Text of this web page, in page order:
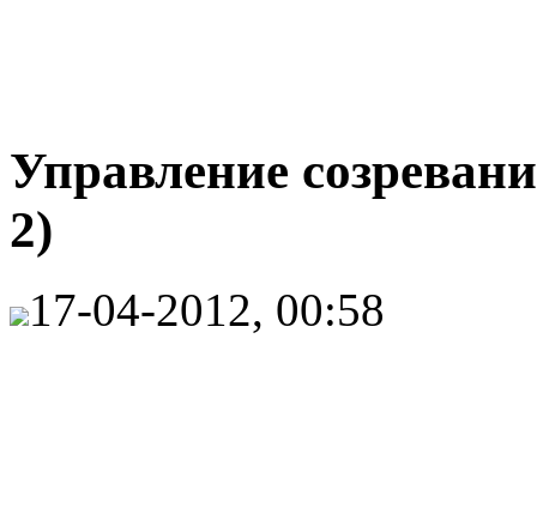
Управление
2)
17-04-2012, 00:58